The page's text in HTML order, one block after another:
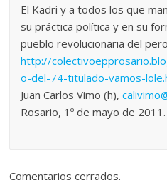
El Kadri y a todos los que
su práctica política y en su
pueblo revolucionaria del
http://
o-del-74-titulado-vamos-
Juan Carlos Vimo (h),
Rosario, 1º de mayo de
Comentarios cerrados.